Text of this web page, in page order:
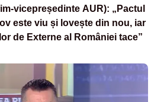
vicepreședinte AUR): „Pactul
este viu și lovește din nou, iar
de Externe al României tace”